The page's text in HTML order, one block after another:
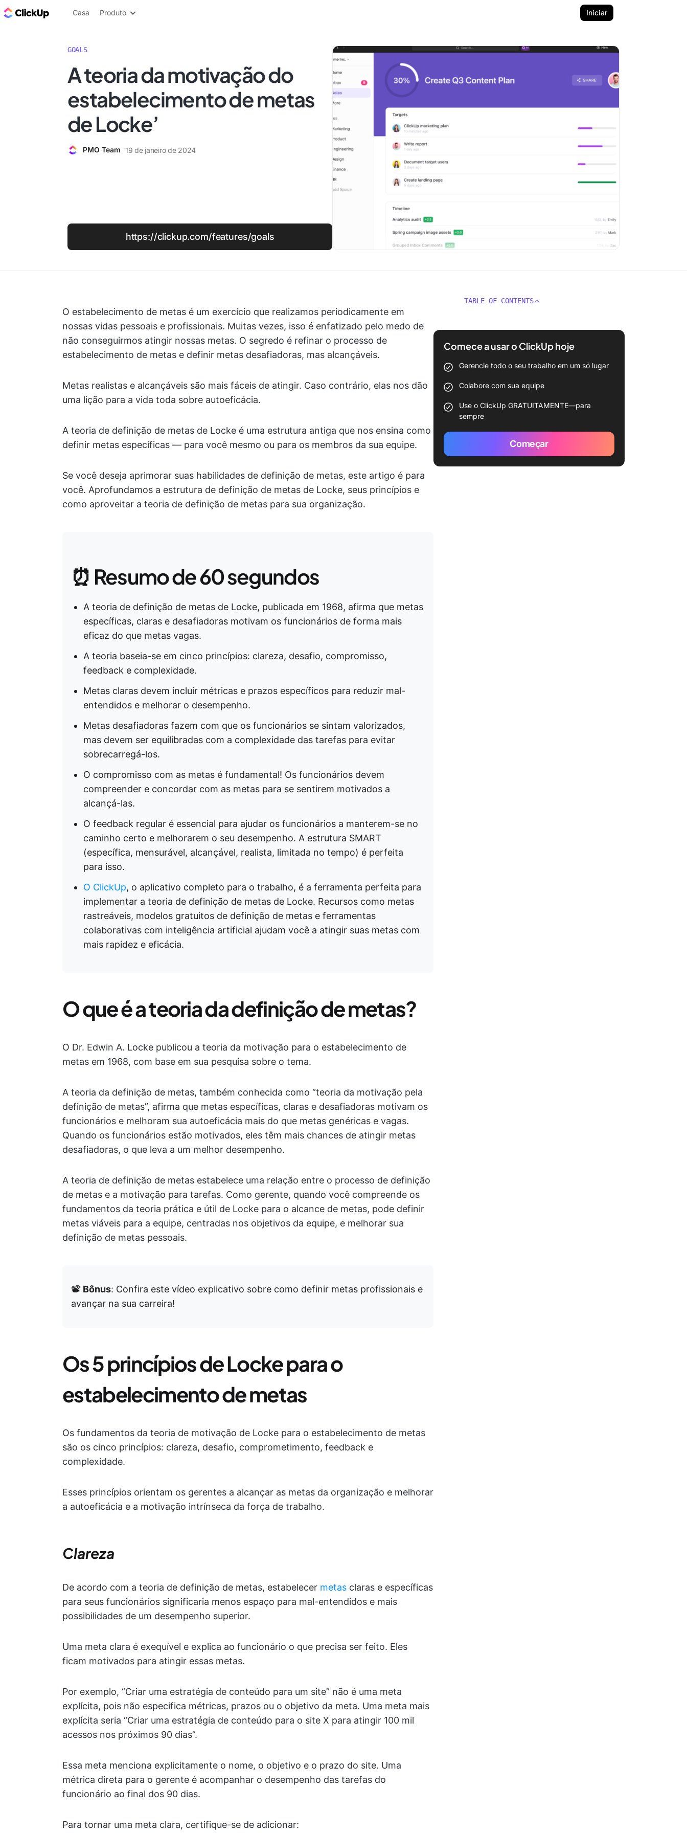
ClickUp Blogue
Casa Produto Iniciar
GOALS
A teoria da motivação do
estabelecimento de metas
de Locke’
PMO Team 19 de janeiro de 2024
https://clickup.com/features/goals
O estabelecimento de metas é um exercício que realizamos periodicamente em
nossas vidas pessoais e profissionais. Muitas vezes, isso é enfatizado pelo medo de
não conseguirmos atingir nossas metas. O segredo é refinar o processo de
estabelecimento de metas e definir metas desafiadoras, mas alcançáveis.
Metas realistas e alcançáveis são mais fáceis de atingir. Caso contrário, elas nos dão
uma lição para a vida toda sobre autoeficácia.
A teoria de definição de metas de Locke é uma estrutura antiga que nos ensina como
definir metas específicas — para você mesmo ou para os membros da sua equipe.
Se você deseja aprimorar suas habilidades de definição de metas, este artigo é para
você. Aprofundamos a estrutura de definição de metas de Locke, seus princípios e
como aproveitar a teoria de definição de metas para sua organização.
⏰ Resumo de 60 segundos
A teoria de definição de metas de Locke, publicada em 1968, afirma que metas
específicas, claras e desafiadoras motivam os funcionários de forma mais
eficaz do que metas vagas.
A teoria baseia-se em cinco princípios: clareza, desafio, compromisso,
feedback e complexidade.
Metas claras devem incluir métricas e prazos específicos para reduzir mal-
entendidos e melhorar o desempenho.
Metas desafiadoras fazem com que os funcionários se sintam valorizados,
mas devem ser equilibradas com a complexidade das tarefas para evitar
sobrecarregá-los.
O compromisso com as metas é fundamental! Os funcionários devem
compreender e concordar com as metas para se sentirem motivados a
alcançá-las.
O feedback regular é essencial para ajudar os funcionários a manterem-se no
caminho certo e melhorarem o seu desempenho. A estrutura SMART
(específica, mensurável, alcançável, realista, limitada no tempo) é perfeita
para isso.
O ClickUp, o aplicativo completo para o trabalho, é a ferramenta perfeita para
implementar a teoria de definição de metas de Locke. Recursos como metas
rastreáveis, modelos gratuitos de definição de metas e ferramentas
colaborativas com inteligência artificial ajudam você a atingir suas metas com
mais rapidez e eficácia.
O que é a teoria da definição de metas?
O Dr. Edwin A. Locke publicou a teoria da motivação para o estabelecimento de
metas em 1968, com base em sua pesquisa sobre o tema.
A teoria da definição de metas, também conhecida como “teoria da motivação pela
definição de metas”, afirma que metas específicas, claras e desafiadoras motivam os
funcionários e melhoram sua autoeficácia mais do que metas genéricas e vagas.
Quando os funcionários estão motivados, eles têm mais chances de atingir metas
desafiadoras, o que leva a um melhor desempenho.
A teoria de definição de metas estabelece uma relação entre o processo de definição
de metas e a motivação para tarefas. Como gerente, quando você compreende os
fundamentos da teoria prática e útil de Locke para o alcance de metas, pode definir
metas viáveis para a equipe, centradas nos objetivos da equipe, e melhorar sua
definição de metas pessoais.
📽️ Bônus: Confira este vídeo explicativo sobre como definir metas profissionais e
avançar na sua carreira!
Os 5 princípios de Locke para o
estabelecimento de metas
Os fundamentos da teoria de motivação de Locke para o estabelecimento de metas
são os cinco princípios: clareza, desafio, comprometimento, feedback e
complexidade.
Esses princípios orientam os gerentes a alcançar as metas da organização e melhorar
a autoeficácia e a motivação intrínseca da força de trabalho.
Clareza
De acordo com a teoria de definição de metas, estabelecer metas claras e específicas
para seus funcionários significaria menos espaço para mal-entendidos e mais
possibilidades de um desempenho superior.
Uma meta clara é exequível e explica ao funcionário o que precisa ser feito. Eles
ficam motivados para atingir essas metas.
Por exemplo, “Criar uma estratégia de conteúdo para um site” não é uma meta
explícita, pois não especifica métricas, prazos ou o objetivo da meta. Uma meta mais
explícita seria “Criar uma estratégia de conteúdo para o site X para atingir 100 mil
acessos nos próximos 90 dias”.
Essa meta menciona explicitamente o nome, o objetivo e o prazo do site. Uma
métrica direta para o gerente é acompanhar o desempenho das tarefas do
funcionário ao final dos 90 dias.
Para tornar uma meta clara, certifique-se de adicionar:
TABLE OF CONTENTS
Comece a usar o ClickUp hoje
Gerencie todo o seu trabalho em um só lugar
Colabore com sua equipe
Use o ClickUp GRATUITAMENTE—para
sempre
Começar